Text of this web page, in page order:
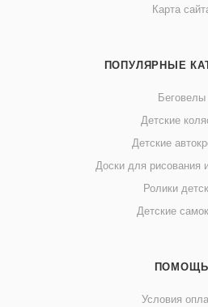
Карта
ПОПУЛЯРНЫЕ
Беговелы
Детские
Детские
Доски для рисования
Ролики
Детские
ПОМОЩЬ
Условия